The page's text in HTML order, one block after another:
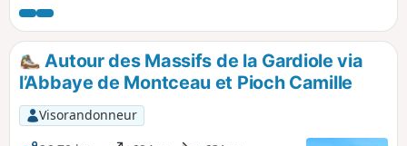
boucle avant midi.
Autour des Massifs de la Gardiole via
l’Abbaye de Montceau et Pioch Camille
Visorandonneur